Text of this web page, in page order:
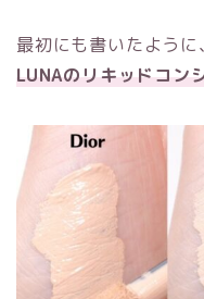
最初にも書いたように、
LUNAのリキッドコン